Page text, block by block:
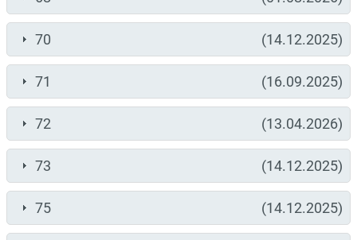
70 (14.12.2025)
71 (16.09.2025)
72 (13.04.2026)
73 (14.12.2025)
75 (14.12.2025)